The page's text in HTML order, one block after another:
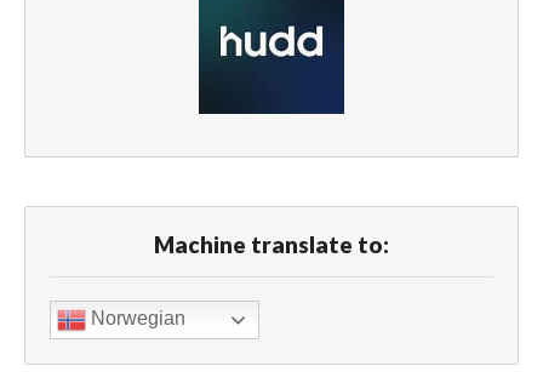
Machine translate to:
Norwegian